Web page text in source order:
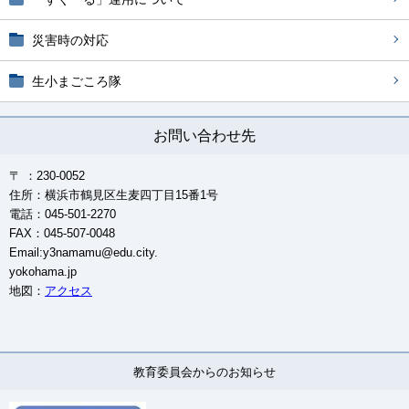
災害時の対応
生小まごころ隊
お問い合わせ先
〒 ：230-0052
住所：横浜市鶴見区生麦四丁目15番1号
電話：045-501-2270
FAX：045-507-0048
Email:y3namamu@edu.city.
yokohama.jp
地図： アクセス
教育委員会からのお知らせ